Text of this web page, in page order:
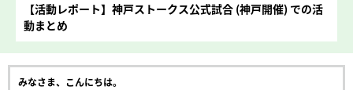
【活動レポート】神戸ストークス公式試合 (神戸開催) での活
動まとめ
みなさま、こんにちは。